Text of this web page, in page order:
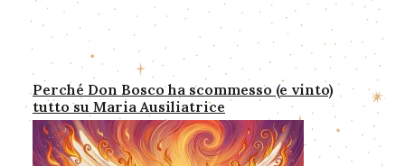
Perché Don Bosco ha scommesso (e vinto)
tutto su Maria Ausiliatrice